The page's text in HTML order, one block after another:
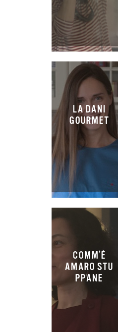
LA DANI
GOURMET
COMM’È
AMARO STU
PPANE